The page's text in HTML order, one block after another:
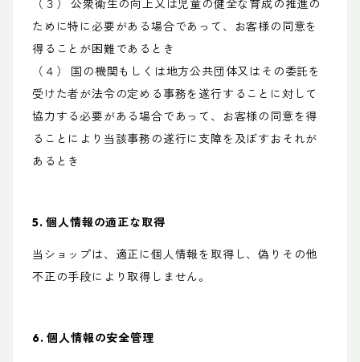
（３） 公衆衛生の向上又は児童の健全な育成の推進の
ために特に必要がある場合であって、お客様の同意を
得ることが困難であるとき
（４） 国の機関もしくは地方公共団体又はその委託を
受けた者が法令の定める事務を遂行することに対して
協力する必要がある場合であって、お客様の同意を得
ることにより当該事務の遂行に支障を及ぼすおそれが
あるとき
5. 個人情報の適正な取得
当ショップは、適正に個人情報を取得し、偽りその他
不正の手段により取得しません。
6. 個人情報の安全管理